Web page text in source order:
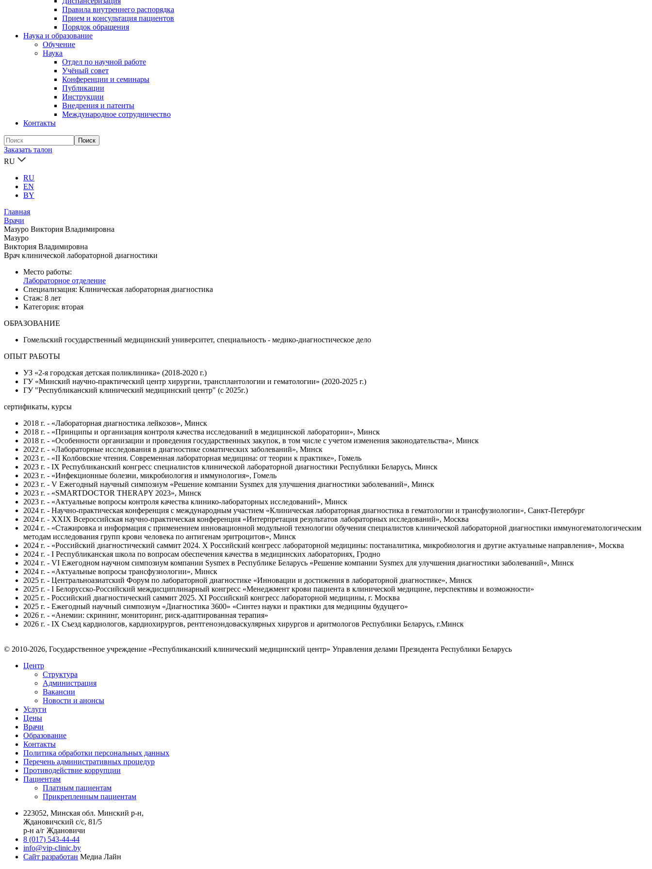
Правила внутреннего распорядка
Прием и консультация пациентов
Порядок обращения
Наука и образование
Обучение
Наука
Отдел по научной работе
Учёный совет
Конференции и семинары
Публикации
Инструкции
Внедрения и патенты
Международное сотрудничество
Контакты
Заказать талон
RU
RU
EN
BY
Главная
Врачи
Мазуро Виктория Владимировна
Мазуро
Виктория Владимировна
Врач клинической лабораторной диагностики
Место работы:
Лабораторное отделение
Специализация: Клиническая лабораторная диагностика
Стаж: 8 лет
Категория: вторая
ОБРАЗОВАНИЕ
Гомельский государственный медицинский университет, специальность - медико-диагностическое дело
ОПЫТ РАБОТЫ
УЗ «2-я городская детская поликлиника» (2018-2020 г.)
ГУ «Минский научно-практический центр хирургии, трансплантологии и гематологии» (2020-2025 г.)
ГУ "Республиканский клинический медицинский центр" (с 2025г.)
сертификаты, курсы
2018 г. - «Лабораторная диагностика лейкозов», Минск
2018 г. - «Принципы и организация контроля качества исследований в медицинской лаборатории», Минск
2018 г. - «Особенности организации и проведения государственных закупок, в том числе с учетом изменения законодательства», Минск
2022 г. - «Лабораторные исследования в диагностике соматических заболеваний», Минск
2023 г. - «II Колбовские чтения. Современная лабораторная медицина: от теории к практике», Гомель
2023 г. - IX Республиканский конгресс специалистов клинической лабораторной диагностики Республики Беларусь, Минск
2023 г. - «Инфекционные болезни, микробиология и иммунология», Гомель
2023 г. - V Ежегодный научный симпозиум «Решение компании Sysmex для улучшения диагностики заболеваний», Минск
2023 г. - «SMARTDOCTOR THERAPY 2023», Минск
2023 г. - «Актуальные вопросы контроля качества клинико-лабораторных исследований», Минск
2024 г. - Научно-практическая конференция с международным участием «Клиническая лабораторная диагностика в гематологии и трансфузиологии», Санкт-Петербург
2024 г. - XXIX Всероссийская научно-практическая конференция «Интерпретация результатов лабораторных исследований», Москва
2024 г. - «Стажировка и информация с применением инновационной модульной технологии обучения специалистов клинической лабораторной диагностики иммуногематологическим
методам исследования групп крови человека по антигенам эритроцитов», Минск
2024 г. - «Российский диагностический саммит 2024. Х Российский конгресс лабораторной медицины: постаналитика, микробиология и другие актуальные направления», Москва
2024 г. - I Республиканская школа по вопросам обеспечения качества в медицинских лабораториях, Гродно
2024 г. - VI Ежегодном научном симпозиум компании Sysmex в Республике Беларусь «Решение компании Sysmex для улучшения диагностики заболеваний», Минск
2024 г. - «Актуальные вопросы трансфузиологии», Минск
2025 г. - Центральноазиатский Форум по лабораторной диагностике «Инновации и достижения в лабораторной диагностике», Минск
2025 г. - I Белорусско-Российский междисциплинарный конгресс «Менеджмент крови пациента в клинической медицине, перспективы и возможности»
2025 г. - Российский диагностический саммит 2025. ХI Российский конгресс лабораторной медицины, г. Москва
2025 г. - Ежегодный научный симпозиум «Диагностика 3600» «Синтез науки и практики для медицины будущего»
2026 г. - «Анемии: скрининг, мониторинг, риск-адаптированная терапия»
2026 г. - IX Съезд кардиологов, кардиохирургов, рентгеноэндоваскулярных хирургов и аритмологов Республики Беларусь, г.Минск
© 2010-2026, Государственное учреждение «Республиканский клинический медицинский центр» Управления делами Президента Республики Беларусь
Центр
Структура
Администрация
Вакансии
Новости и анонсы
Услуги
Цены
Врачи
Образование
Контакты
Политика обработки персональных данных
Перечень административных процедур
Противодействие коррупции
Пациентам
Платным пациентам
Прикрепленным пациентам
223052, Минская обл. Минский р-н,
Ждановичский с/с, 81/5
р-н а/г Ждановичи
8 (017) 543-44-44
info@vip-clinic.by
Сайт разработан Медиа Лайн